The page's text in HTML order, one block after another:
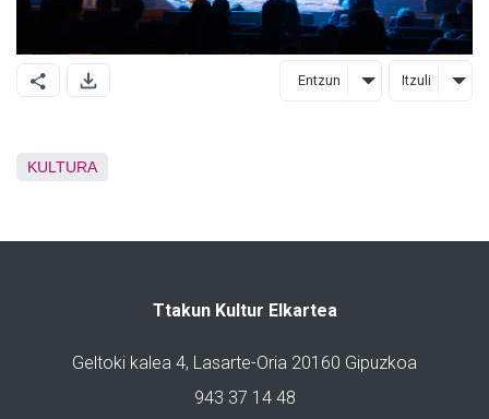
Entzun Itzuli
KULTURA
Ttakun Kultur Elkartea
Geltoki kalea 4, Lasarte-Oria 20160 Gipuzkoa
943 37 14 48